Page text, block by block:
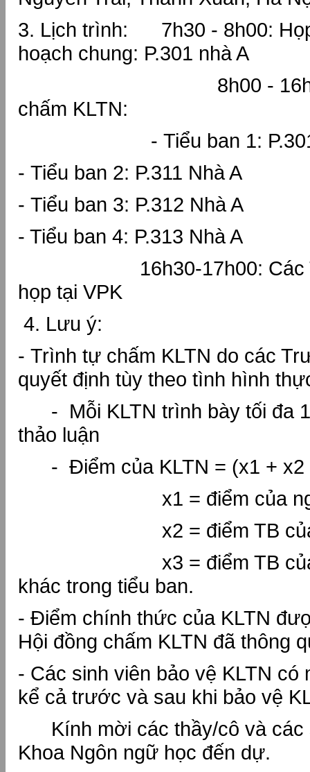
3. Lịch trình: 7h30 - 8h00:
hoạch chung: P.301 nhà A
8h00 - 16h30:
chấm KLTN:
- Tiểu ban 1:
- Tiểu ban 2: P.311 Nhà A
- Tiểu ban 3: P.312 Nhà A
- Tiểu ban 4: P.313 Nhà A
16h30-17h00:
họp tại VPK
4. Lưu ý:
- Trình tự chấm KLTN do các
quyết định tùy theo tình hình
- Mỗi KLTN trình bày tối đa
thảo luận
- Điểm của KLTN = (x1 + x2
x1 = điểm của người
x2 = điểm TB của 2
x3 = điểm TB của
khác trong tiểu ban.
- Điểm chính thức của KLTN
Hội đồng chấm KLTN đã
- Các sinh viên bảo vệ KLTN
kể cả trước và sau khi bảo vệ
Kính mời các thầy/cô và các
Khoa Ngôn ngữ học đến dự.